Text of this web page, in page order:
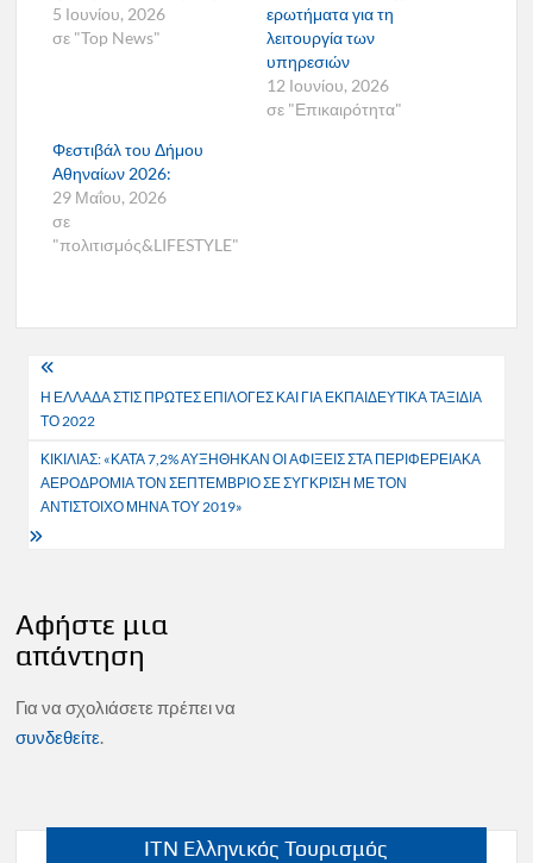
5 Ιουνίου, 2026
σε "Top News"
ερωτήματα για τη
λειτουργία των
υπηρεσιών
12 Ιουνίου, 2026
σε "Επικαιρότητα"
Φεστιβάλ του Δήμου
Αθηναίων 2026:
29 Μαΐου, 2026
σε
"πολιτισμός&LIFESTYLE"
Πλοήγηση
άρθρων
Η ΕΛΛΑΔΑ ΣΤΙΣ ΠΡΩΤΕΣ ΕΠΙΛΟΓΕΣ ΚΑΙ ΓΙΑ ΕΚΠΑΙΔΕΥΤΙΚΑ ΤΑΞΙΔΙΑ
ΤΟ 2022
ΚΙΚΙΛΙΑΣ: «ΚΑΤΑ 7,2% ΑΥΞΗΘΗΚΑΝ ΟΙ ΑΦΙΞΕΙΣ ΣΤΑ ΠΕΡΙΦΕΡΕΙΑΚΑ
ΑΕΡΟΔΡΟΜΙΑ ΤΟΝ ΣΕΠΤΕΜΒΡΙΟ ΣΕ ΣΥΓΚΡΙΣΗ ΜΕ ΤΟΝ
ΑΝΤΙΣΤΟΙΧΟ ΜΗΝΑ ΤΟΥ 2019»
Αφήστε μια
απάντηση
Για να σχολιάσετε πρέπει να
συνδεθείτε.
ITN Ελληνικός Τουρισμός